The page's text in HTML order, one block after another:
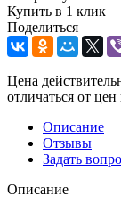
Купить в 1 клик
Поделиться
Цена
отличаться от
Описание
Отзывы
Задать
Описание